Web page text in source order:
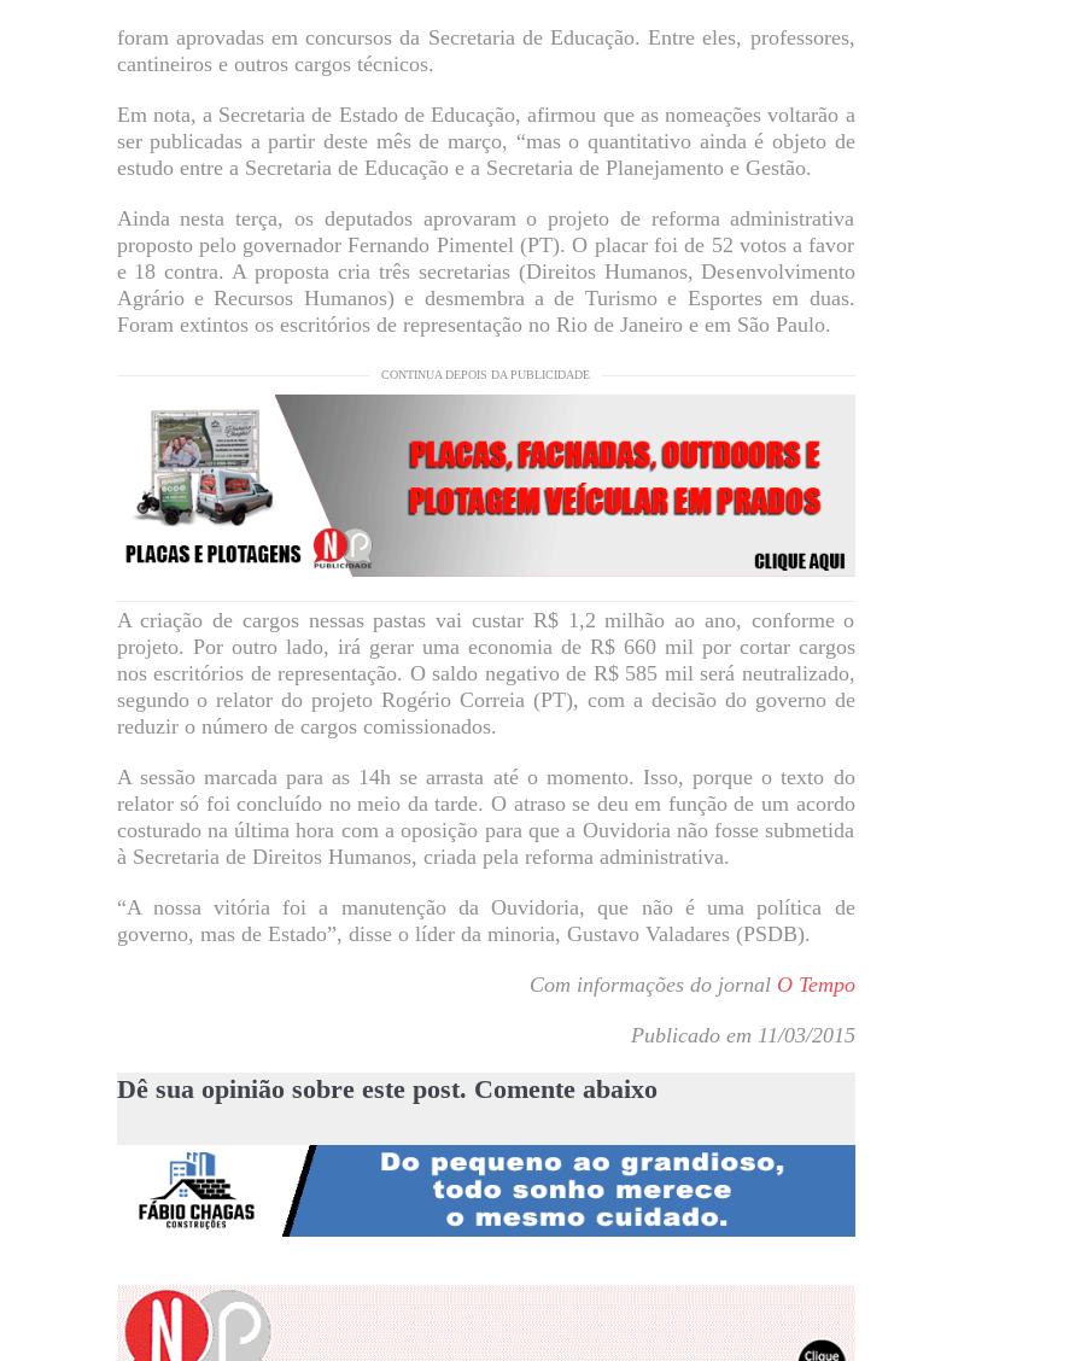
foram aprovadas em concursos da Secretaria de Educação. Entre eles, professores,
cantineiros e outros cargos técnicos.
Em nota, a Secretaria de Estado de Educação, afirmou que as nomeações voltarão a
ser publicadas a partir deste mês de março, “mas o quantitativo ainda é objeto de
estudo entre a Secretaria de Educação e a Secretaria de Planejamento e Gestão.
Ainda nesta terça, os deputados aprovaram o projeto de reforma administrativa
proposto pelo governador Fernando Pimentel (PT). O placar foi de 52 votos a favor
e 18 contra. A proposta cria três secretarias (Direitos Humanos, Desenvolvimento
Agrário e Recursos Humanos) e desmembra a de Turismo e Esportes em duas.
Foram extintos os escritórios de representação no Rio de Janeiro e em São Paulo.
CONTINUA DEPOIS DA PUBLICIDADE
A criação de cargos nessas pastas vai custar R$ 1,2 milhão ao ano, conforme o
projeto. Por outro lado, irá gerar uma economia de R$ 660 mil por cortar cargos
nos escritórios de representação. O saldo negativo de R$ 585 mil será neutralizado,
segundo o relator do projeto Rogério Correia (PT), com a decisão do governo de
reduzir o número de cargos comissionados.
A sessão marcada para as 14h se arrasta até o momento. Isso, porque o texto do
relator só foi concluído no meio da tarde. O atraso se deu em função de um acordo
costurado na última hora com a oposição para que a Ouvidoria não fosse submetida
à Secretaria de Direitos Humanos, criada pela reforma administrativa.
“A nossa vitória foi a manutenção da Ouvidoria, que não é uma política de
governo, mas de Estado”, disse o líder da minoria, Gustavo Valadares (PSDB).
Com informações do jornal O Tempo
Publicado em 11/03/2015
Dê sua opinião sobre este post. Comente abaixo